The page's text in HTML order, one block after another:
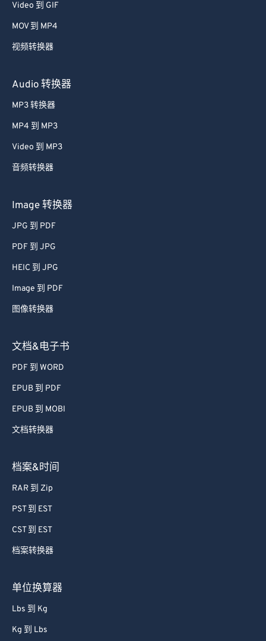
Video 到 GIF
MOV 到 MP4
视频转换器
Audio 转换器
MP3 转换器
MP4 到 MP3
Video 到 MP3
音频转换器
Image 转换器
JPG 到 PDF
PDF 到 JPG
HEIC 到 JPG
Image 到 PDF
图像转换器
文档&电子书
PDF 到 WORD
EPUB 到 PDF
EPUB 到 MOBI
文档转换器
档案&时间
RAR 到 Zip
PST 到 EST
CST 到 EST
档案转换器
单位换算器
Lbs 到 Kg
Kg 到 Lbs